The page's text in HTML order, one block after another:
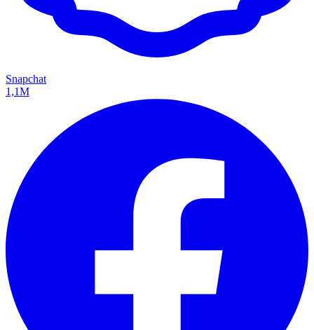
Snapchat
1,1M